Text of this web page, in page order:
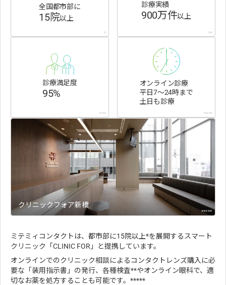
全国都市部に
15院以上
*
診療実績
900万件以上
**
診療満足度
95%
***
オンライン診療
平日7〜24時まで
土日も診療
****
クリニックフォア新橋
*****
ミテミィコンタクトは、都市部に15院以上*を展開するスマート
クリニック「CLINIC FOR」と提携しています。
オンラインでのクリニック相談によるコンタクトレンズ購入に必
要な「装用指示書」の発行、各種検査**やオンライン眼科で、適
切なお薬を処方することも可能です。*****